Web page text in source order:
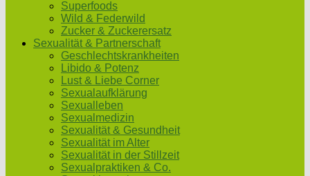
Superfoods
Wild & Federwild
Zucker & Zuckerersatz
Sexualität & Partnerschaft
Geschlechtskrankheiten
Libido & Potenz
Lust & Liebe Corner
Sexualaufklärung
Sexualleben
Sexualmedizin
Sexualität & Gesundheit
Sexualität im Alter
Sexualität in der Stillzeit
Sexualpraktiken & Co.